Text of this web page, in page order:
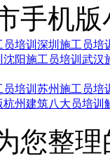
手机版
培训 深圳施工员培
沈阳施工员培训 武汉
培训 苏州施工员培
杭州建筑八大员培训
您整